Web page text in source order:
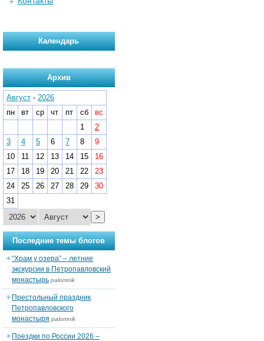
Календарь
Архив
Август - 2026
пн
вт ср чт пт сб
вс
1
2
3
4 5 6 7 8
9
10
11 12 13 14 15
16
17
18 19 20 21 22
23
24
25 26 27 28 29
30
31
>
Последние темы блогов
“Храм у озера” – летние
экскурсии в Петропавловский
монастырь palomnik
Престольный праздник
Петропавловского
монастыря palomnik
Поездки по России 2026 –